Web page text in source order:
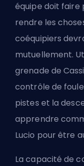
équipe doit faire
rendre les
coéquipiers
mutuellement.
grenade de
contrôle de
pistes et la
apprendre
Lucio pour être
La capacité de